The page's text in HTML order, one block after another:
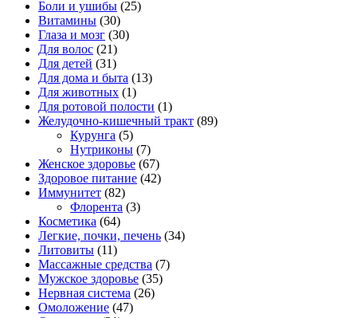
Боли и ушибы (25)
Витамины (30)
Глаза и мозг (30)
Для волос (21)
Для детей (31)
Для дома и быта (13)
Для животных (1)
Для ротовой полости (1)
Желудочно-кишечный тракт (89)
Курунга (5)
Нутриконы (7)
Женское здоровье (67)
Здоровое питание (42)
Иммунитет (82)
Флорента (3)
Косметика (64)
Легкие, почки, печень (34)
Литовиты (11)
Массажные средства (7)
Мужское здоровье (35)
Нервная система (26)
Омоложение (47)